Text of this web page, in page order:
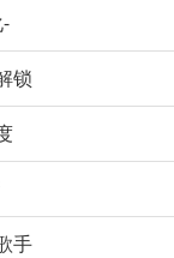
锁
手